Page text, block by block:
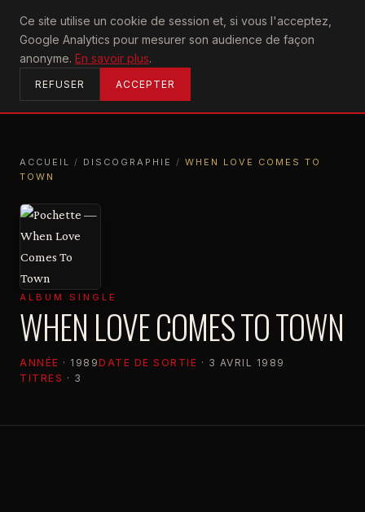
Ce site utilise un cookie de session et, si vous l'acceptez,
Google Analytics pour mesurer son audience de façon
anonyme. En savoir plus.
REFUSER ACCEPTER
U2achtung
ACCUEIL
ACCUEIL / DISCOGRAPHIE / WHEN LOVE COMES TO
TOWN
ALBUM SINGLE
WHEN LOVE COMES TO TOWN
ANNÉE · 1989DATE DE SORTIE · 3 AVRIL 1989
TITRES · 3